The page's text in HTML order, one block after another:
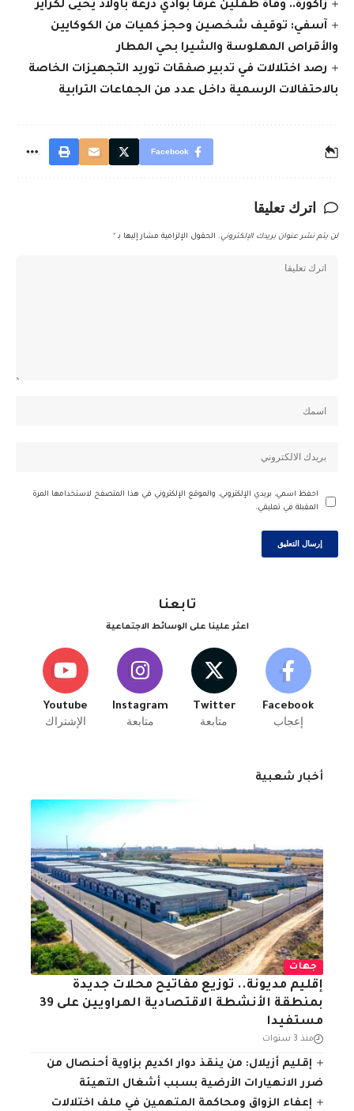
زاكورة.. وفاة طفلين غرقا بوادي درعة بأولاد يحيى لكراير
آسفي: توقيف شخصين وحجز كميات من الكوكايين
والأقراص المهلوسة والشيرا بحي المطار
رصد اختلالات في تدبير صفقات توريد التجهيزات الخاصة
بالاحتفالات الرسمية داخل عدد من الجماعات الترابية
Facebook
اترك تعليقا
لن يتم نشر عنوان بريدك الإلكتروني. الحقول الإلزامية مشار إليها بـ *
احفظ اسمي، بريدي الإلكتروني، والموقع الإلكتروني في هذا المتصفح لاستخدامها المرة
المقبلة في تعليقي.
تابعنا
اعثر علينا على الوسائط الاجتماعية
Facebook
إعجاب
Twitter
متابعة
Instagram
متابعة
Youtube
الإشتراك
أخبار شعبية
جهات
إقليم مديونة.. توزيع مفاتيح محلات جديدة
بمنطقة الأنشطة الاقتصادية الهراويين على 39
مستفيدا
منذ 3 سنوات
إقليم أزيلال: من ينقذ دوار اكديم بزاوية أحنصال من
ضرر الانهيارات الأرضية بسبب أشغال التهيئة
إعفاء الزواق ومحاكمة المتهمين في ملف اختلالات